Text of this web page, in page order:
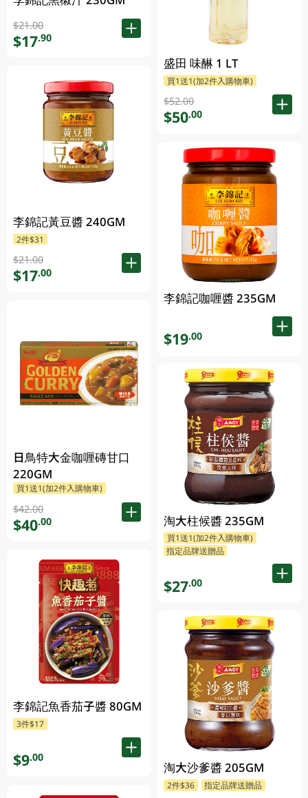
$21.00
$17.90
李錦記黃豆醬 240GM
2件$31
$21.00
$17.00
日鳥特大金咖喱磚甘口
220GM
買1送1(加2件入購物車)
$42.00
$40.00
李錦記魚香茄子醬 80GM
3件$17
$9.00
盛田 味醂 1 LT
買1送1(加2件入購物車)
$52.00
$50.00
李錦記咖喱醬 235GM
$19.00
淘大柱候醬 235GM
買1送1(加2件入購物車)
指定品牌送贈品
$27.00
淘大沙爹醬 205GM
2件$36 指定品牌送贈品